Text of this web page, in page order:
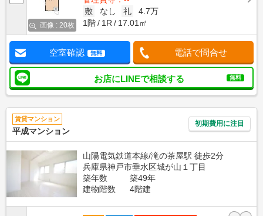
画像 : 20枚
敷
なし 礼
4.7万
1階
1R 17.01㎡
空室確認 無料 電話で問合せ
お店にLINEで相談する 無料
賃貸マンション
平成マンション
初期費用に注目
山陽電気鉄道本線/滝の茶屋駅 徒歩2分
兵庫県神戸市垂水区城が山１丁目
築年数
築49年
建物階数
4階建